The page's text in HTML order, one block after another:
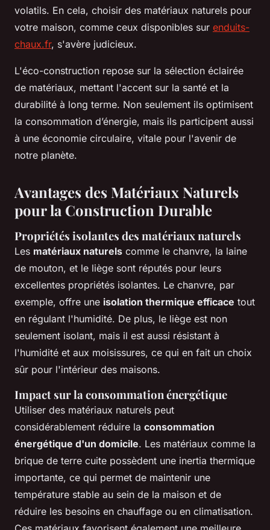
volatils. En cela, choisir des matériaux naturels pour
votre maison, comme ceux disponibles sur enduits-
chaux.fr, s'avère judicieux.
L'éco-construction repose sur la sélection éclairée
de matériaux, mettant l'accent sur la santé et la
durabilité à long terme. Non seulement ils optimisent
la consommation d’énergie, mais ils participent aussi
à une économie circulaire, vitale pour l'avenir de
notre planète.
Avantages des Matériaux Naturels
pour la Construction Durable
Propriétés isolantes des matériaux naturels
Les matériaux naturels comme le chanvre, la laine
de mouton, et le liège sont réputés pour leurs
excellentes propriétés isolantes. Le chanvre, par
exemple, offre une isolation thermique efficace tout
en régulant l'humidité. De plus, le liège est non
seulement isolant, mais il est aussi résistant à
l'humidité et aux moisissures, ce qui en fait un choix
sûr pour l'intérieur des maisons.
Impact sur la consommation énergétique
Utiliser des matériaux naturels peut
considérablement réduire la consommation
énergétique d'un domicile. Les matériaux comme la
brique de terre cuite possèdent une inertia thermique
importante, ce qui permet de maintenir une
température stable au sein de la maison et de
réduire les besoins en chauffage ou en climatisation.